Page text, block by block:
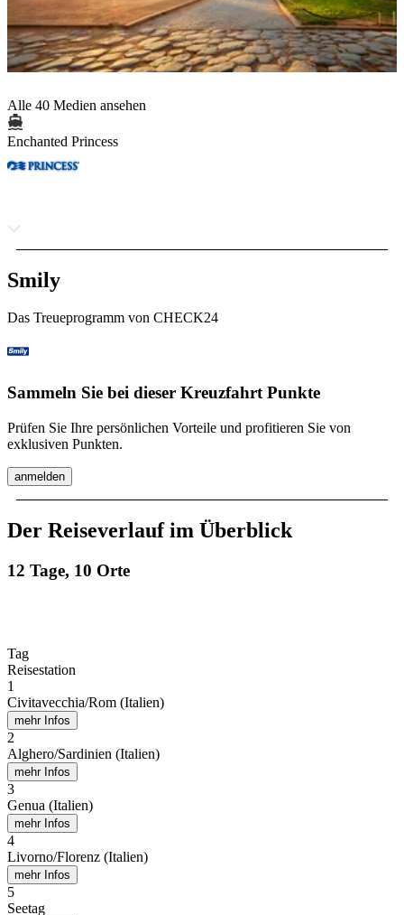
Alle 40 Medien ansehen
Enchanted Princess
Smily
Das Treueprogramm von CHECK24
Sammeln Sie bei dieser Kreuzfahrt Punkte
Prüfen Sie Ihre persönlichen Vorteile und profitieren Sie von
exklusiven Punkten.
anmelden
Der Reiseverlauf im Überblick
12 Tage, 10 Orte
Tag
Reisestation
1
Civitavecchia/Rom (Italien)
mehr Infos
2
Alghero/Sardinien (Italien)
mehr Infos
3
Genua (Italien)
mehr Infos
4
Livorno/Florenz (Italien)
mehr Infos
5
Seetag